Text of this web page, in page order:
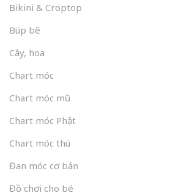
Bikini & Croptop
Búp bê
Cây, hoa
Chart móc
Chart móc mũ
Chart móc Phật
Chart móc thú
Đan móc cơ bản
Đồ chơi cho bé